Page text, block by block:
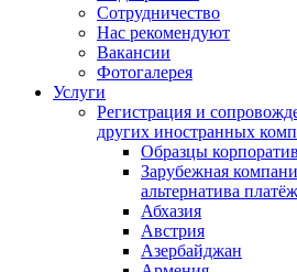
Сотрудничество
Нас рекомендуют
Вакансии
Фотогалерея
Услуги
Регистрация и
других иностранных
Образцы
Зарубежная
альтернатива
Абхазия
Австрия
Азербайджан